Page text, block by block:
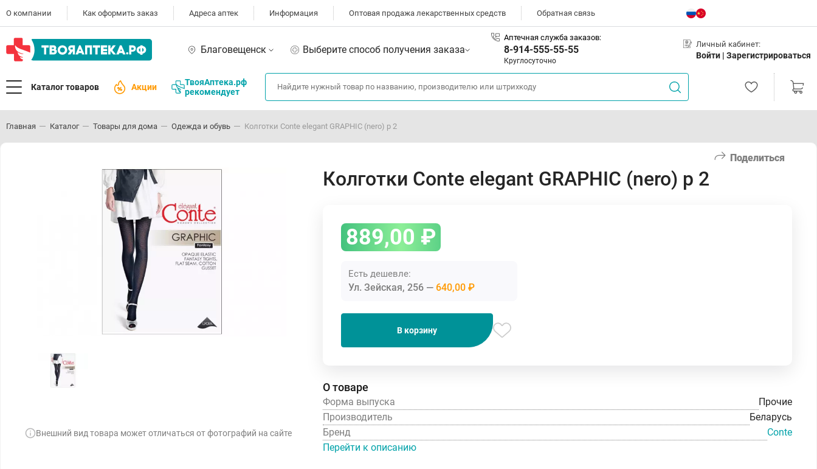
О компании Как оформить заказ Адреса аптек Информация Оптовая продажа лекарственных средств Обратная связь
Благовещенск Выберите способ получения заказа
Аптечная служба заказов:
8-914-555-55-55
Круглосуточно
Личный кабинет:
Войти | Зарегистрироваться
Каталог товаров Акции
ТвояАптека.рф
рекомендует
Главная Каталог Товары для дома Одежда и обувь Колготки Conte elegant GRAPHIC (nero) р 2
Поделиться
Внешний вид товара может отличаться от фотографий на сайте
Колготки Conte elegant GRAPHIC (nero) р 2
889,00 ₽
Есть дешевле:
Ул. Зейская, 256 640,00 ₽
В корзину
О товаре
Форма выпуска
Прочие
Производитель
Беларусь
Бренд
Conte
Перейти к описанию